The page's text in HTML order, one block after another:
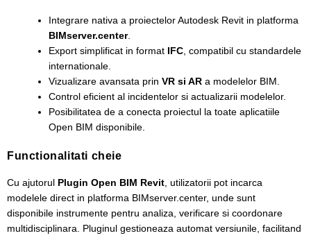
Integrare nativa a proiectelor Autodesk Revit in platforma
BIMserver.center.
Export simplificat in format IFC , compatibil cu standardele
internationale.
Vizualizare avansata prin VR si AR a modelelor BIM.
Control eficient al incidentelor si actualizarii modelelor.
Posibilitatea de a conecta proiectul la toate aplicatiile
Open BIM disponibile.
Functionalitati cheie
Cu ajutorul Plugin Open BIM Revit , utilizatorii pot incarca
modelele direct in platforma BIMserver.center, unde sunt
disponibile instrumente pentru analiza, verificare si coordonare
multidisciplinara. Pluginul gestioneaza automat versiunile, facilitand